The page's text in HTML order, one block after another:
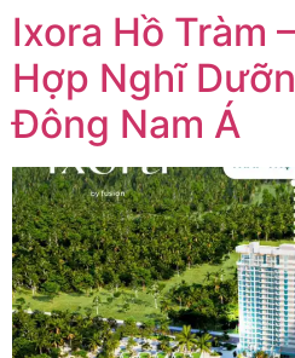
Ixora Hồ Tràm
Hợp Nghĩ
Đông Nam Á